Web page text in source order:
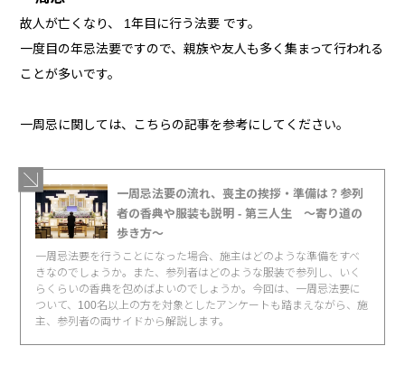
故人が亡くなり、 1年目に行う法要 です。
一度目の年忌法要ですので、親族や友人も多く集まって行われる
ことが多いです。
一周忌に関しては、こちらの記事を参考にしてください。
一周忌法要の流れ、喪主の挨拶・準備は？参列
者の香典や服装も説明 - 第三人生 〜寄り道の
歩き方〜
一周忌法要を行うことになった場合、施主はどのような準備をすべ
きなのでしょうか。また、参列者はどのような服装で参列し、いく
らくらいの香典を包めばよいのでしょうか。今回は、一周忌法要に
ついて、100名以上の方を対象としたアンケートも踏まえながら、施
主、参列者の両サイドから解説します。